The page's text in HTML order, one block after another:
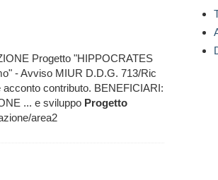
Progetto "HIPPOCRATES
- Avviso MIUR D.D.G. 713/Ric
contributo. BENEFICIARI:
... e sviluppo Progetto
area2